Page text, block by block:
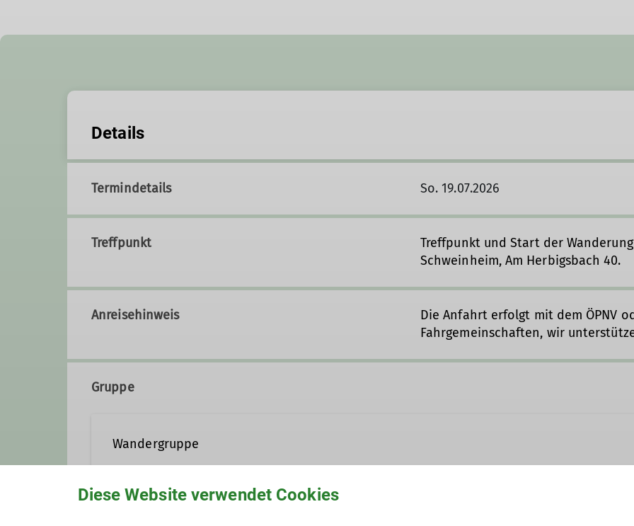
Details
Termindetails So. 19.07.2026
Treffpunkt
Treffpunkt und Start der
Schweinheim, Am Herbigsbach 40.
Anreisehinweis
Die Anfahrt erfolgt mit dem ÖPNV
Fahrgemeinschaften, wir
Gruppe
Wandergruppe
Die Wandergruppe der Sektion Offenbach trifft sich einmal im Monat (außer
Diese Website verwendet Cookies